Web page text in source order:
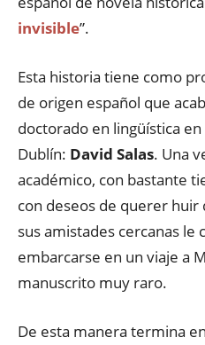
invisible”.
Esta historia tiene como
de origen español que
doctorado en lingüística
Dublín: David Salas. Una
académico, con bastante
con deseos de querer huir
sus amistades cercanas le
embarcarse en un viaje a
manuscrito muy raro.
De esta manera termina